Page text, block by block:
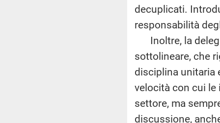
decuplicati.
responsabilità
Inoltre, la
sottolineare, che
disciplina unitaria
velocità con cui
settore, ma
discussione,